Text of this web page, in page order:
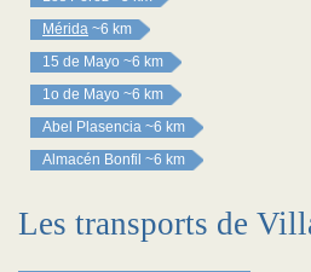
Mérida ~6 km
15 de Mayo ~6 km
1o de Mayo ~6 km
Abel Plasencia ~6 km
Almacén Bonfil ~6 km
Les transports de